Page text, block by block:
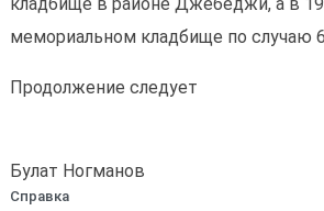
мемориальном кладбище по случаю
Продолжение следует
Булат Ногманов
Справка